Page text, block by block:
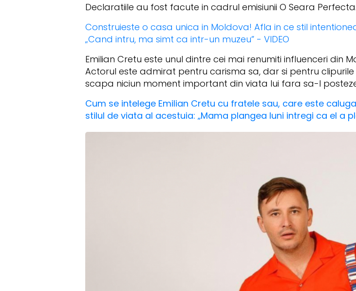
Declaratiile au fost facute in cadrul emisiunii O Seara Perfecta.
Construieste o casa unica in Moldova! Afla in ce stil
„Cand intru, ma simt ca intr-un muzeu” - VIDEO
Emilian Cretu este unul dintre cei mai renumiti influenceri din
Actorul este admirat pentru carisma sa, dar si pentru
scapa niciun moment important din viata lui fara sa-l
Cum se intelege Emilian Cretu cu fratele sau, care este
stilul de viata al acestuia: „Mama plangea luni intregi ca el a